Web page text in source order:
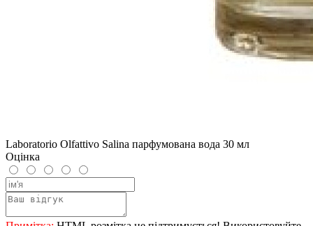
Laboratorio Olfattivo Salina парфумована вода 30 мл
Оцінка